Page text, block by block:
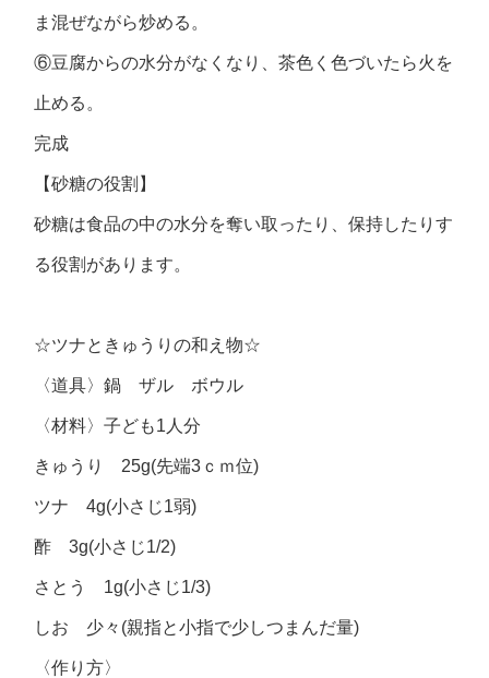
ま混ぜながら炒める。
⑥豆腐からの水分がなくなり、茶色く色づいたら火を
止める。
完成
【砂糖の役割】
砂糖は食品の中の水分を奪い取ったり、保持したりす
る役割があります。
☆ツナときゅうりの和え物☆
〈道具〉鍋 ザル ボウル
〈材料〉子ども1人分
きゅうり 25g(先端3ｃｍ位)
ツナ 4g(小さじ1弱)
酢 3g(小さじ1/2)
さとう 1g(小さじ1/3)
しお 少々(親指と小指で少しつまんだ量)
〈作り方〉